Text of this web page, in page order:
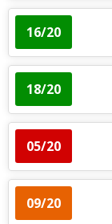
16/20
18/20
05/20
09/20